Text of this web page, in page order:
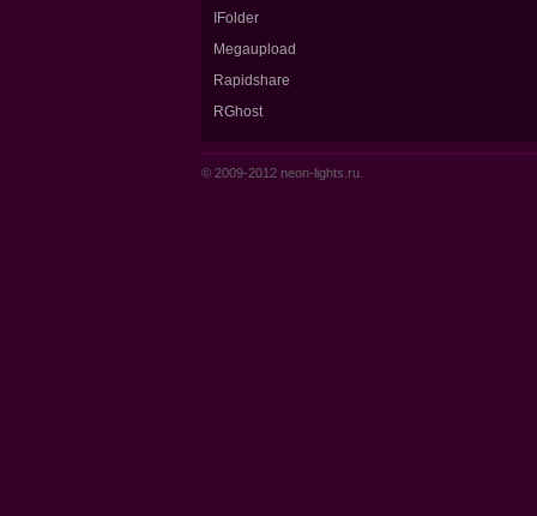
IFolder
Megaupload
Rapidshare
RGhost
© 2009-2012 neon-lights.ru.